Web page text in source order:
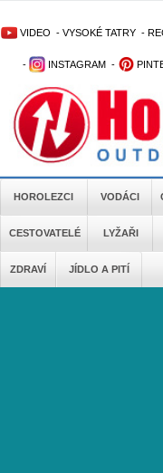
VIDEO - VYSOKÉ TATRY -
- INSTAGRAM -
HOROLEZCI VODÁCI
CESTOVATELÉ LYŽAŘI
ZDRAVÍ JÍDLO A PITÍ